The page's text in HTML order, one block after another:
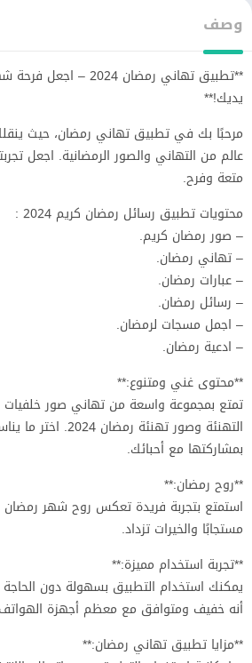
وصف
**تطبيق تهاني رمضان
يديك!**
مرحبًا بك في تطبيق تهاني رمضان، حيث
عالم من التهاني والصور الرمضانية. اجعل
متعة وفرح.
محتويات تطبيق رسائل رمضان كريم 2024 :
– صور رمضان كريم.
– تهاني رمضان.
– عبارات رمضان.
– رسائل رمضان.
– اجمل مسجات لرمضان.
– ادعية رمضان.
**محتوى غني ومتنوع:**
تمتع بمجموعة واسعة من تهاني صور
التهنئة وصور تهنئة
بمشاركتها مع أحبائك.
**روح رمضان:**
استمتع بتجربة فريدة تعكس روح شهر رمضان
مستجابًا والخيرات تزداد.
**تجربة استخدام مميزة:**
يمكنك استخدام التطبيق بسهولة دون الحاجة
أنه خفيف ومتوافق مع معظم أجهزة الهواتف
**مزايا تطبيق تهاني رمضان:**